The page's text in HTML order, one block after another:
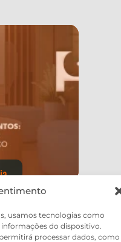
usamos tecnologias como
do dispositivo.
processar dados, como